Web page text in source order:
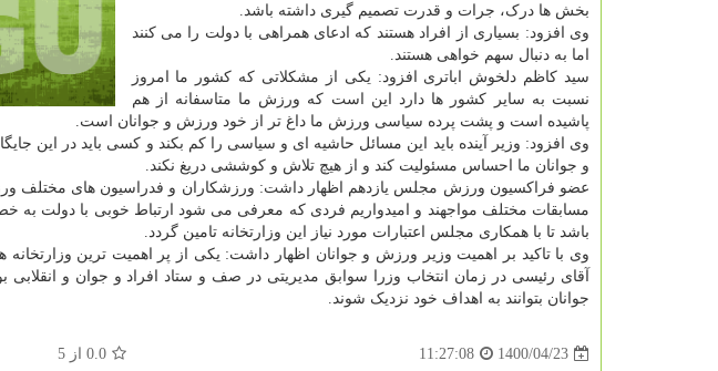
بخش ها درک، جرات و قدرت تصمیم گیری داشته باشد.
وی افزود: بسیاری از افراد هستند که ادعای همراهی با دولت را می کنند
اما به دنبال سهم خواهی هستند.
سید کاظم دلخوش اباتری افزود: یکی از مشکلاتی که کشور ما امروز
نسبت به سایر کشور ها دارد این است که ورزش ما متاسفانه از هم
پاشیده است و پشت پرده سیاسی ورزش ما داغ تر از خود ورزش و جوانان است.
وی افزود: وزیر آینده باید این مسائل حاشیه ای و سیاسی را کم بکند و کسی باید در این
و جوانان ما احساس مسئولیت کند و از هیچ تلاش و کوششی دریغ نکند.
عضو فراکسیون ورزش مجلس یازدهم اظهار داشت: ورزشکاران و فدراسیون های مختلف
مسابقات مختلف مواجهند و امیدواریم فردی که معرفی می شود ارتباط خوبی با دولت به
باشد تا با همکاری مجلس اعتبارات مورد نیاز این وزارتخانه تامین گردد.
وی با تاکید بر اهمیت وزیر ورزش و جوانان اظهار داشت: یکی از پر اهمیت ترین
آقای رئیسی در زمان انتخاب وزرا سوابق مدیریتی در صف و ستاد افراد و جوان و
جوانان بتوانند به اهداف خود نزدیک شوند.
1400/04/23
11:27:08
0.0 از5